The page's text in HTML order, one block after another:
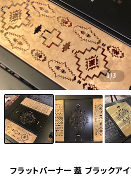
1/3
フラットバーナー 蓋 ブラックアイ